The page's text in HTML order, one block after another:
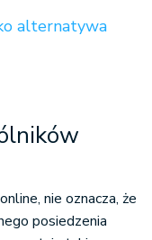
alternatywa
nie oznacza, że
posiedzenia